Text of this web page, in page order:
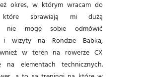
okres, w którym wracam do
które sprawiają mi dużą
nie mogę sobie odmówić
i wizyty na Rondzie Babka,
w teren na rowerze CX
na elementach technicznych.